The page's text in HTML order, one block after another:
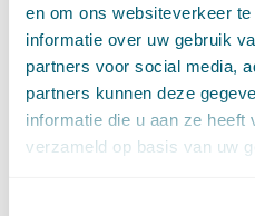
en om ons websiteverkeer
informatie over uw gebruik
partners voor social media,
partners kunnen deze
informatie die u aan ze
verzameld op basis van uw
maart (14)
►
2020 (154)
december (6)
november (14)